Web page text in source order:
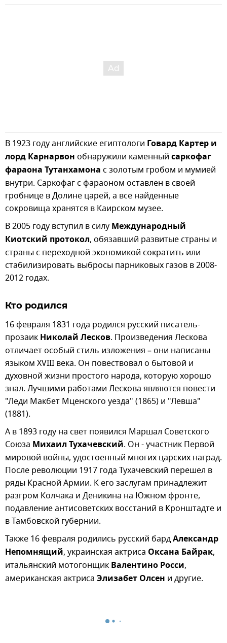
В 1923 году английские египтологи Говард Картер и
лорд Карнарвон обнаружили каменный саркофаг
фараона Тутанхамона с золотым гробом и мумией
внутри. Саркофаг с фараоном оставлен в своей
гробнице в Долине царей, а все найденные
сокровища хранятся в Каирском музее.
В 2005 году вступил в силу Международный
Киотский протокол, обязавший развитые страны и
страны с переходной экономикой сократить или
стабилизировать выбросы парниковых газов в 2008-
2012 годах.
Кто родился
16 февраля 1831 года родился русский писатель-
прозаик Николай Лесков. Произведения Лескова
отличает особый стиль изложения – они написаны
языком ХVIII века. Он повествовал о бытовой и
духовной жизни простого народа, которую хорошо
знал. Лучшими работами Лескова являются повести
"Леди Макбет Мценского уезда" (1865) и "Левша"
(1881).
А в 1893 году на свет появился Маршал Советского
Союза Михаил Тухачевский. Он - участник Первой
мировой войны, удостоенный многих царских наград.
После революции 1917 года Тухачевский перешел в
ряды Красной Армии. К его заслугам принадлежит
разгром Колчака и Деникина на Южном фронте,
подавление антисоветских восстаний в Кронштадте и
в Тамбовской губернии.
Также 16 февраля родились русский бардАлександр
Непомнящий, украинская актриса Оксана Байрак,
итальянский мотогонщик Валентино Росси,
американская актриса Элизабет Олсен и другие.